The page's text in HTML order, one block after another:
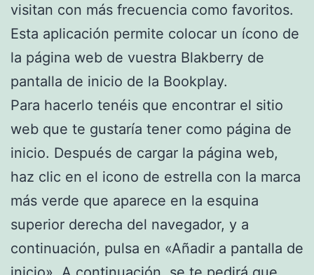
visitan con más frecuencia como favoritos.
Esta aplicación permite colocar un ícono de
la página web de vuestra Blakberry de
pantalla de inicio de la Bookplay.
Para hacerlo tenéis que encontrar el sitio
web que te gustaría tener como página de
inicio. Después de cargar la página web,
haz clic en el icono de estrella con la marca
más verde que aparece en la esquina
superior derecha del navegador, y a
continuación, pulsa en «Añadir a pantalla de